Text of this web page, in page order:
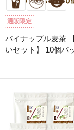
通販限定
パイナップル麦茶
いセット】 10個パ